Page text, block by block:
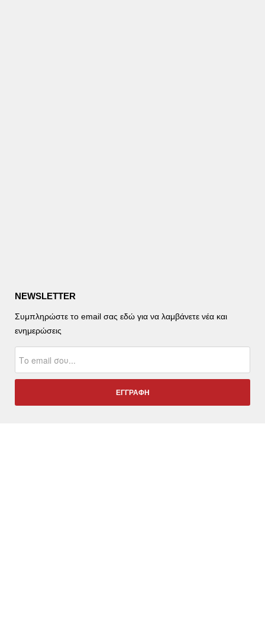
NEWSLETTER
Συμπληρώστε το email σας εδώ για να λαμβάνετε νέα και
ενημερώσεις